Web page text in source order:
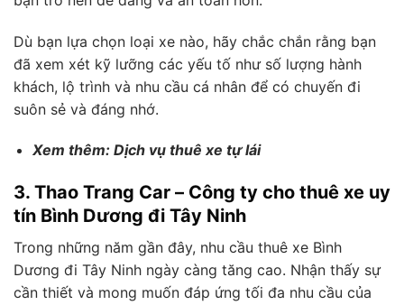
Dù bạn lựa chọn loại xe nào, hãy chắc chắn rằng bạn
đã xem xét kỹ lưỡng các yếu tố như số lượng hành
khách, lộ trình và nhu cầu cá nhân để có chuyến đi
suôn sẻ và đáng nhớ.
Xem thêm: Dịch vụ thuê xe tự lái
3. Thao Trang Car – Công ty cho thuê xe uy
tín Bình Dương đi Tây Ninh
Trong những năm gần đây, nhu cầu thuê xe Bình
Dương đi Tây Ninh ngày càng tăng cao. Nhận thấy sự
cần thiết và mong muốn đáp ứng tối đa nhu cầu của